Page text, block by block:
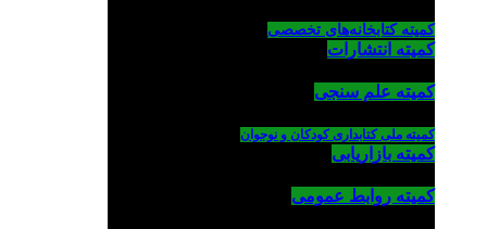
کمیته کتابخانه‌های تخصصی
کمیته انتشارات
کمیته علم سنجی
کمیته ملی کتابداری کودکان و نوجوان
کمیته بازاریابی
کمیته روابط عمومی